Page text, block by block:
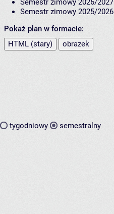
Semestr zimowy 2026/2027
Semestr zimowy 2025/2026
Pokaż plan w formacie:
HTML (stary)
obrazek
tygodniowy semestralny